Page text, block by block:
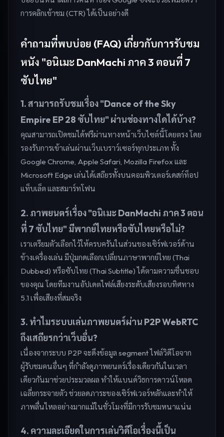
การคลิกเข้าชม (CTR) ได้เป็นอย่างดี
คำถามที่พบบ่อย (FAQ) เกี่ยวกับการรับชม
หนัง "อนิเมะ DanMachi ภาค 3 ตอนที่ 7
ซับไทย"
1. สามารถรับชมเรื่อง "Dance of the Sky
Empire EP 28 ซับไทย" ผ่านช่องทางใดได้บ้าง?
คุณสามารถเปิดชมได้ฟรีผ่านทางหน้าเว็บไซต์นี้โดยตรง โดย
รองรับการเข้าเล่นผ่านเว็บเบราว์เซอร์ทุกประเภท ทั้ง
Google Chrome, Apple Safari, Mozilla Firefox และ
Microsoft Edge เล่นได้เสถียรทั้งบนคอมพิวเตอร์เดสก์ท็อป
แท็บเล็ต และสมาร์ทโฟน
2. ภาพยนตร์เรื่อง "อนิเมะ DanMachi ภาค 3 ตอน
ที่ 7 ซับไทย" มีพากย์ไทยหรือซับไทยหรือไม่?
เราเตรียมตัวเลือกไว้ให้ครบครันในส่วนของเซิร์ฟเวอร์ด้าน
ข้างเครื่องเล่น มีปุ่มกดเลือกเปลี่ยนภาษาพากย์ไทย (Thai
Dubbed) หรือซับไทย (Thai Subtitle) ได้ตามความชื่นชอบ
ของคุณ โดยทีมงานอัปเดตไฟล์เสียงระดับเสียงรอบทิศทาง
5.1 เพื่อเสียงที่สมจริง
3. ทำไมระบบเล่นภาพยนตร์ผ่าน P2P WebRTC
ถึงเสถียรกว่าเว็บอื่น?
เนื่องจากระบบ P2P จะดึงข้อมูล segment ไฟล์วิดีโอจาก
ผู้รับชมคนอื่นๆ ที่กำลังดูภาพยนตร์เรื่องเดียวกันในเวลา
เดียวกันมาช่วยประมวลผล ทำให้แบนด์วิธการดาวน์โหลด
เฉลี่ยกระจายตัว ช่วยลดภาระของเซิร์ฟเวอร์หลักและทำให้
ภาพลื่นไหลอย่างมากแม้ในชั่วโมงที่มีการรับชมหนาแน่น
4. ความละเอียดในการเล่นวิดีโอเรื่องนี้เป็น